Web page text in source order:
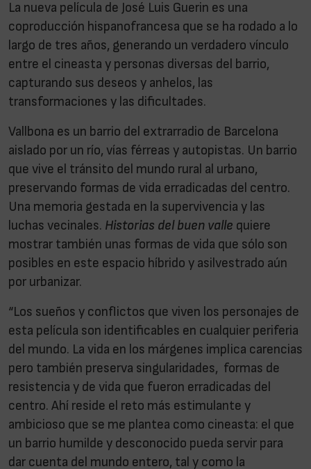
La nueva película de José Luis Guerin es una
coproducción hispanofrancesa que se ha rodado a lo
largo de tres años, generando un verdadero vínculo
entre el cineasta y personas diversas del barrio,
capturando sus deseos y anhelos, las
transformaciones y las dificultades.
Vallbona es un barrio del extrarradio de Barcelona
aislado por un río, vías férreas y autopistas. Un barrio
que vive el tránsito del mundo rural al urbano,
preservando formas de vida erradicadas del centro.
Una memoria gestada en la supervivencia y las
luchas vecinales. Historias del buen valle quiere
mostrar también unas formas de vida que sólo son
posibles en este espacio híbrido y asilvestrado aún
por urbanizar.
“Los sueños y conflictos que viven los personajes de
esta película son identificables en cualquier periferia
del mundo. La vida en los márgenes implica carencias
pero también preserva singularidades, formas de
resistencia y de vida que fueron erradicadas del
centro. Ahí reside el reto más estimulante y
ambicioso que se me plantea como cineasta: el que
un barrio humilde y desconocido pueda servir para
dar cuenta del mundo entero, tal y como la